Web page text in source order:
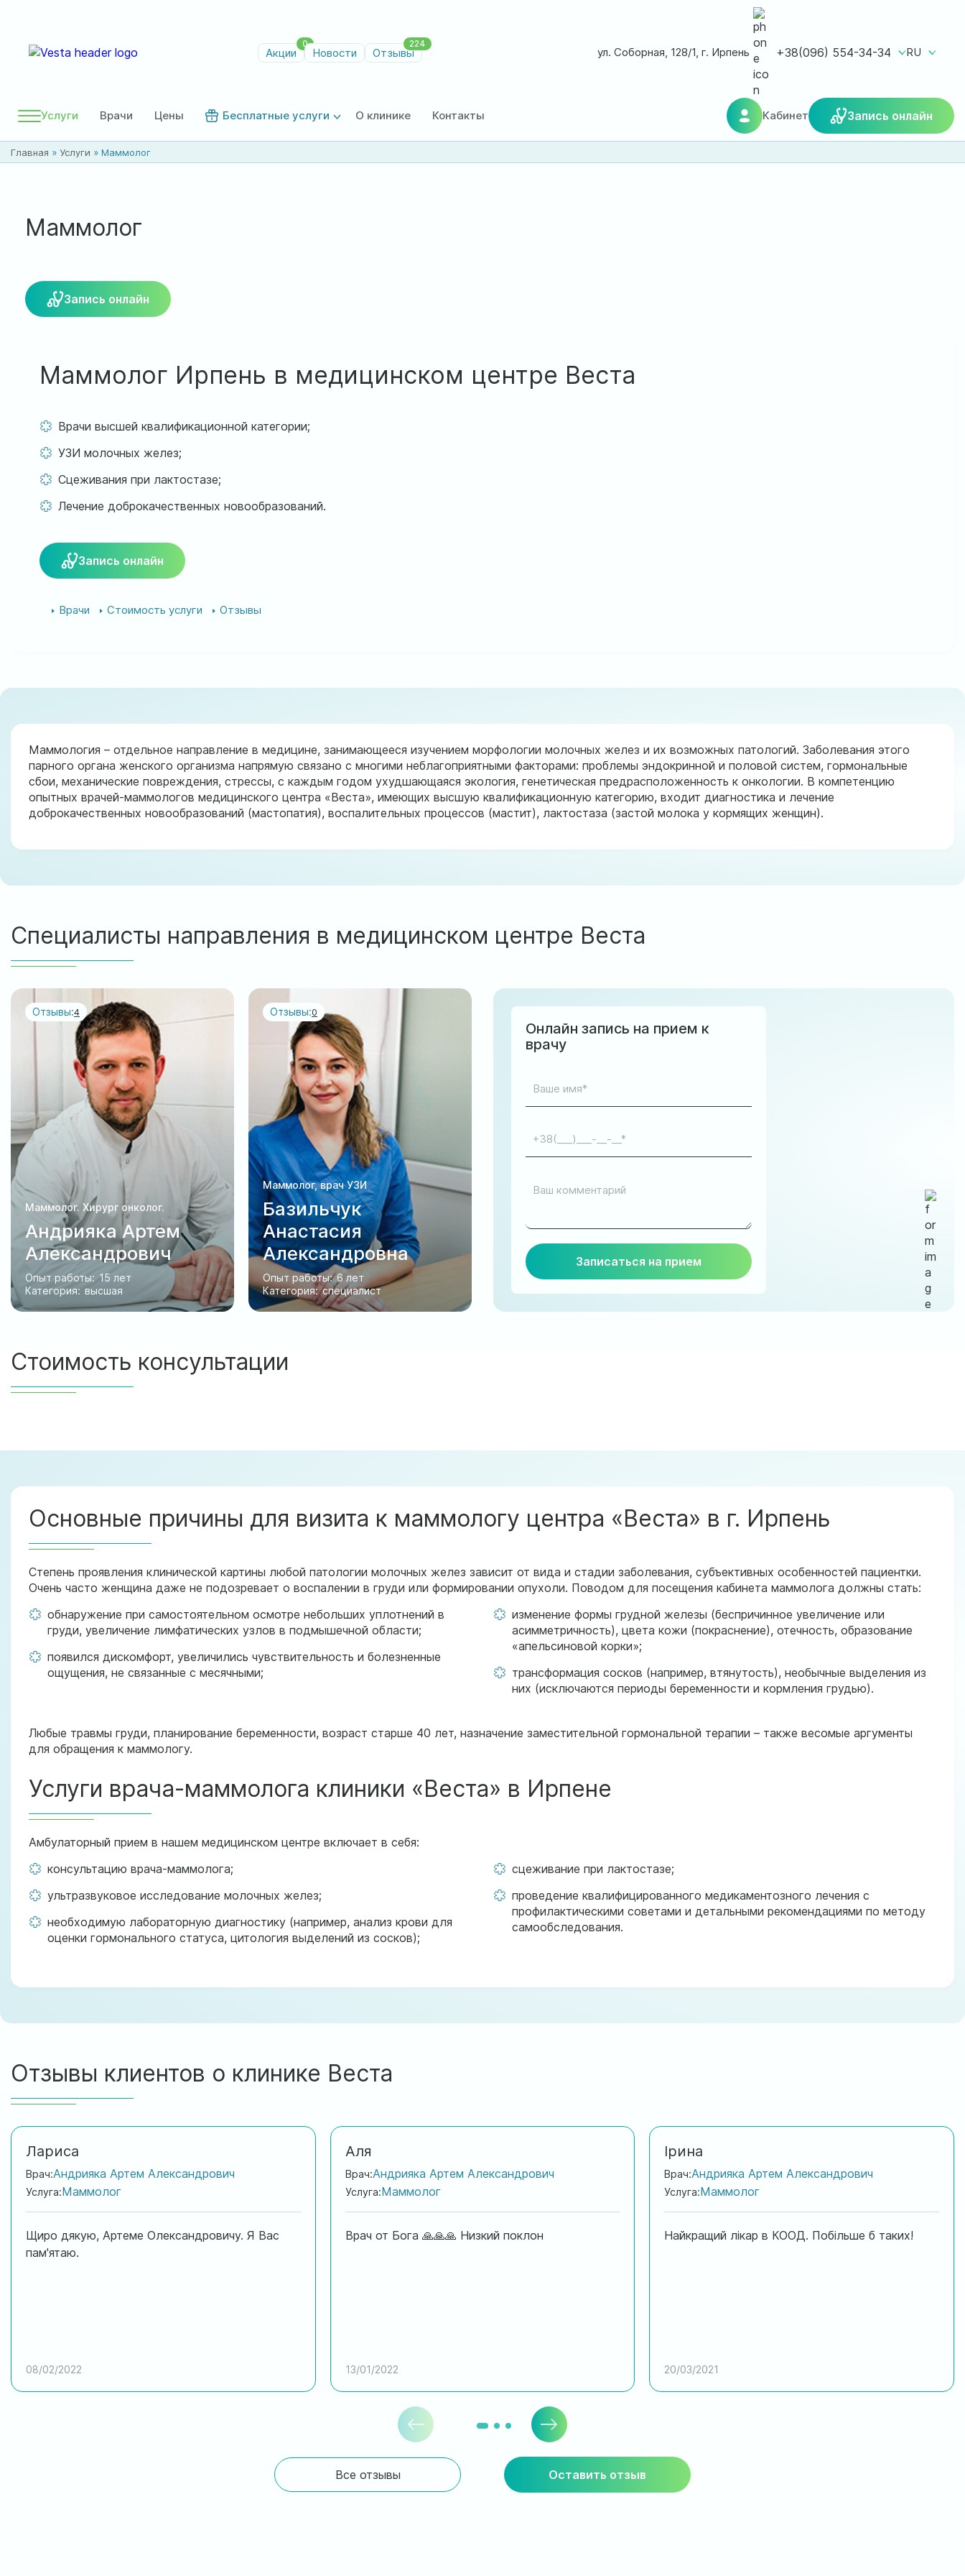
Акции
0
Новости Отзывы
224
ул. Соборная, 128/1, г. Ирпень +38(096) 554-34-34 RU
Услуги Врачи Цены Бесплатные услуги О клинике Контакты Кабинет Запись онлайн
Главная » Услуги » Маммолог
Маммолог
Запись онлайн
Маммолог Ирпень в медицинском центре Веста
Врачи высшей квалификационной категории;
УЗИ молочных желез;
Сцеживания при лактостазе;
Лечение доброкачественных новообразований.
Запись онлайн
Врачи Стоимость услуги Отзывы
Маммология – отдельное направление в медицине, занимающееся изучением морфологии молочных желез и их возможных патологий. Заболевания этого
парного органа женского организма напрямую связано с многими неблагоприятными факторами: проблемы эндокринной и половой систем, гормональные
сбои, механические повреждения, стрессы, с каждым годом ухудшающаяся экология, генетическая предрасположенность к онкологии. В компетенцию
опытных врачей-маммологов медицинского центра «Веста», имеющих высшую квалификационную категорию, входит диагностика и лечение
доброкачественных новообразований (мастопатия), воспалительных процессов (мастит), лактостаза (застой молока у кормящих женщин).
Специалисты направления в медицинском центре Веста
Отзывы:4
Маммолог. Хирург онколог.
Андрияка Артем
Александрович
Опыт работы: 15 лет
Категория: высшая
Отзывы:0
Маммолог, врач УЗИ
Базильчук
Анастасия
Александровна
Опыт работы: 6 лет
Категория: специалист
Онлайн запись на прием к
врачу
Стоимость консультации
Основные причины для визита к маммологу центра «Веста» в г. Ирпень
Степень проявления клинической картины любой патологии молочных желез зависит от вида и стадии заболевания, субъективных особенностей пациентки.
Очень часто женщина даже не подозревает о воспалении в груди или формировании опухоли. Поводом для посещения кабинета маммолога должны стать:
обнаружение при самостоятельном осмотре небольших уплотнений в
груди, увеличение лимфатических узлов в подмышечной области;
появился дискомфорт, увеличились чувствительность и болезненные
ощущения, не связанные с месячными;
изменение формы грудной железы (беспричинное увеличение или
асимметричность), цвета кожи (покраснение), отечность, образование
«апельсиновой корки»;
трансформация сосков (например, втянутость), необычные выделения из
них (исключаются периоды беременности и кормления грудью).
Любые травмы груди, планирование беременности, возраст старше 40 лет, назначение заместительной гормональной терапии – также весомые аргументы
для обращения к маммологу.
Услуги врача-маммолога клиники «Веста» в Ирпене
Амбулаторный прием в нашем медицинском центре включает в себя:
консультацию врача-маммолога;
ультразвуковое исследование молочных желез;
необходимую лабораторную диагностику (например, анализ крови для
оценки гормонального статуса, цитология выделений из сосков);
сцеживание при лактостазе;
проведение квалифицированного медикаментозного лечения с
профилактическими советами и детальными рекомендациями по методу
самообследования.
Отзывы клиентов о клинике Веста
Лариса
Врач:Андрияка Артем Александрович
Услуга:Маммолог
Щиро дякую, Артеме Олександровичу. Я Вас
пам'ятаю.
08/02/2022
Аля
Врач:Андрияка Артем Александрович
Услуга:Маммолог
Врач от Бога 🙏🙏🙏 Низкий поклон
13/01/2022
Ірина
Врач:Андрияка Артем Александрович
Услуга:Маммолог
Найкращий лікар в КООД. Побільше б таких!
20/03/2021
Все отзывы Оставить отзыв